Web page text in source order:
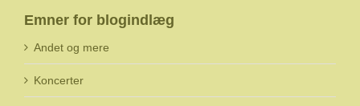
Emner for blogindlæg
Andet og mere
Koncerter